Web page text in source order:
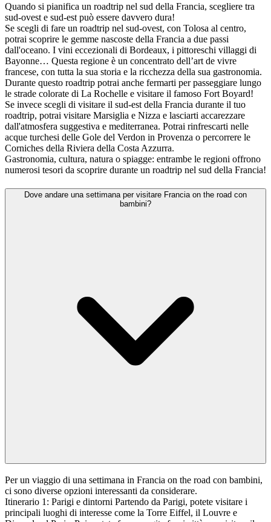
Quando si pianifica un roadtrip nel sud della Francia, scegliere tra
sud-ovest e sud-est può essere davvero dura!
Se scegli di fare un roadtrip nel sud-ovest, con Tolosa al centro,
potrai scoprire le gemme nascoste della Francia a due passi
dall'oceano. I vini eccezionali di Bordeaux, i pittoreschi villaggi di
Bayonne… Questa regione è un concentrato dell’art de vivre
francese, con tutta la sua storia e la ricchezza della sua gastronomia.
Durante questo roadtrip potrai anche fermarti per passeggiare lungo
le strade colorate di La Rochelle e visitare il famoso Fort Boyard!
Se invece scegli di visitare il sud-est della Francia durante il tuo
roadtrip, potrai visitare Marsiglia e Nizza e lasciarti accarezzare
dall'atmosfera suggestiva e mediterranea. Potrai rinfrescarti nelle
acque turchesi delle Gole del Verdon in Provenza o percorrere le
Corniches della Riviera della Costa Azzurra.
Gastronomia, cultura, natura o spiagge: entrambe le regioni offrono
numerosi tesori da scoprire durante un roadtrip nel sud della Francia!
Dove andare una settimana per visitare Francia on the road con
bambini?
Per un viaggio di una settimana in Francia on the road con bambini,
ci sono diverse opzioni interessanti da considerare.
Itinerario 1: Parigi e dintorni Partendo da Parigi, potete visitare i
principali luoghi di interesse come la Torre Eiffel, il Louvre e